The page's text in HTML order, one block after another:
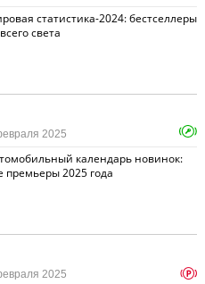
статистика-2024: бестселлеры
света
календарь новинок:
премьеры 2025 года
2025
2025 p